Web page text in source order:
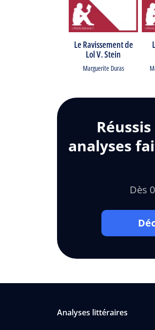
Le Ravissement de
Lol V. Stein
Marguerite Duras
analyses
Dès
Analyses littéraires